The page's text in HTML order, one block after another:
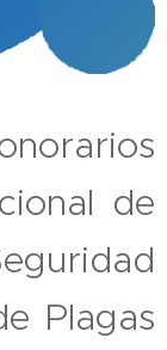
de
Plagas